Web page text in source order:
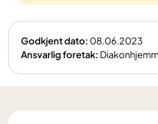
Godkjent dato: 08.06.2023
Ansvarlig foretak: